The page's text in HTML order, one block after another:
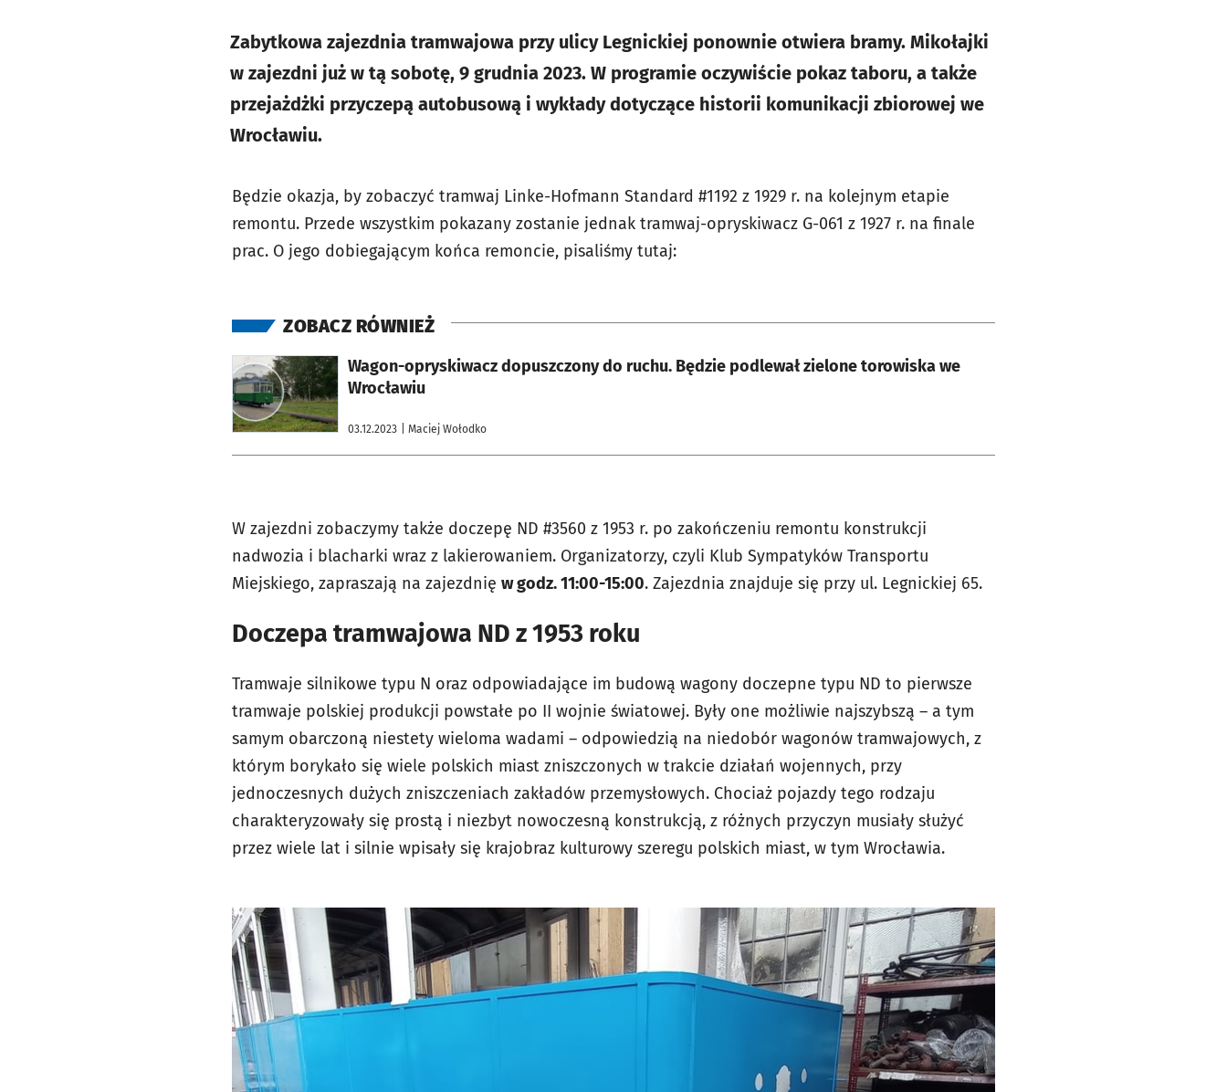
Zabytkowa zajezdnia tramwajowa przy ulicy Legnickiej ponownie otwiera bramy. Mikołajki
w zajezdni już w tą sobotę, 9 grudnia 2023. W programie oczywiście pokaz taboru, a także
przejażdżki przyczepą autobusową i wykłady dotyczące historii komunikacji zbiorowej we
Wrocławiu.
Będzie okazja, by zobaczyć tramwaj Linke-Hofmann Standard #1192 z 1929 r. na kolejnym etapie
remontu. Przede wszystkim pokazany zostanie jednak tramwaj-opryskiwacz G-061 z 1927 r. na finale
prac. O jego dobiegającym końca remoncie, pisaliśmy tutaj:
ZOBACZ RÓWNIEŻ
Wagon-opryskiwacz dopuszczony do ruchu. Będzie podlewał zielone torowiska we
Wrocławiu
03.12.2023 | Maciej Wołodko
otworzy się w nowej karcie
W zajezdni zobaczymy także doczepę ND #3560 z 1953 r. po zakończeniu remontu konstrukcji
nadwozia i blacharki wraz z lakierowaniem. Organizatorzy, czyli Klub Sympatyków Transportu
Miejskiego, zapraszają na zajezdnię w godz. 11:00-15:00. Zajezdnia znajduje się przy ul. Legnickiej 65.
Doczepa tramwajowa ND z 1953 roku
Tramwaje silnikowe typu N oraz odpowiadające im budową wagony doczepne typu ND to pierwsze
tramwaje polskiej produkcji powstałe po II wojnie światowej. Były one możliwie najszybszą – a tym
samym obarczoną niestety wieloma wadami – odpowiedzią na niedobór wagonów tramwajowych, z
którym borykało się wiele polskich miast zniszczonych w trakcie działań wojennych, przy
jednoczesnych dużych zniszczeniach zakładów przemysłowych. Chociaż pojazdy tego rodzaju
charakteryzowały się prostą i niezbyt nowoczesną konstrukcją, z różnych przyczyn musiały służyć
przez wiele lat i silnie wpisały się krajobraz kulturowy szeregu polskich miast, w tym Wrocławia.